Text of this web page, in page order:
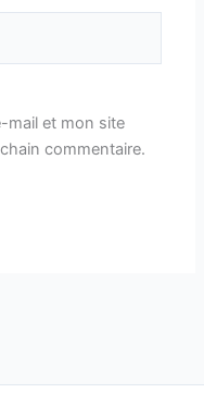
mail et mon site
commentaire.